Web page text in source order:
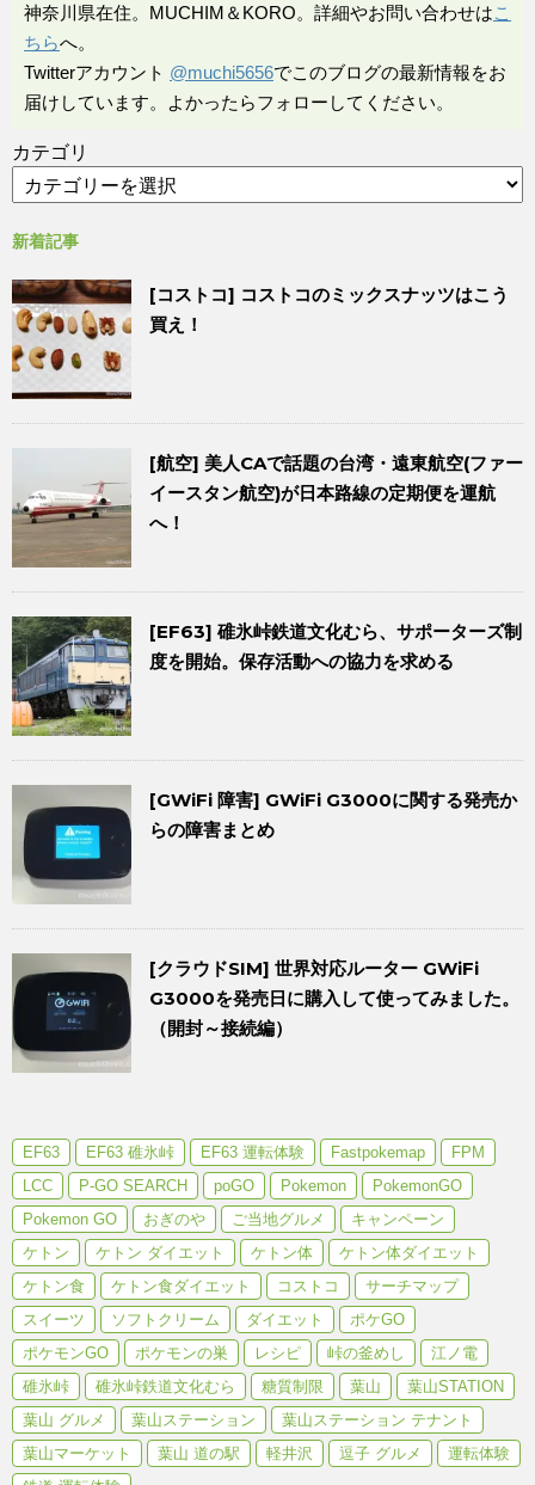
神奈川県在住。MUCHIM＆KORO。詳細やお問い合わせはこ
ちらへ。
Twitterアカウント @muchi5656でこのブログの最新情報をお
届けしています。よかったらフォローしてください。
カテゴリ
新着記事
[コストコ] コストコのミックスナッツはこう
買え！
[航空] 美人CAで話題の台湾・遠東航空(ファー
イースタン航空)が日本路線の定期便を運航
へ！
[EF63] 碓氷峠鉄道文化むら、サポーターズ制
度を開始。保存活動への協力を求める
[GWiFi 障害] GWiFi G3000に関する発売か
らの障害まとめ
[クラウドSIM] 世界対応ルーター GWiFi
G3000を発売日に購入して使ってみました。
（開封～接続編）
EF63 EF63 碓氷峠 EF63 運転体験 Fastpokemap
FPM
LCC
P-GO SEARCH poGO Pokemon
PokemonGO
Pokemon GO
おぎのや ご当地グルメ
キャンペーン
ケトン
ケトン ダイエット ケトン体
ケトン体ダイエット
ケトン食
ケトン食ダイエット コストコ
サーチマップ
スイーツ
ソフトクリーム ダイエット
ポケGO
ポケモンGO
ポケモンの巣 レシピ 峠の釜めし
江ノ電
碓氷峠
碓氷峠鉄道文化むら 糖質制限 葉山
葉山STATION
葉山 グルメ
葉山ステーション
葉山ステーション テナント
葉山マーケット
葉山 道の駅 軽井沢 逗子 グルメ
運転体験